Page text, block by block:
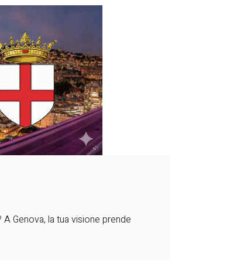
Genova, la tua visione prende